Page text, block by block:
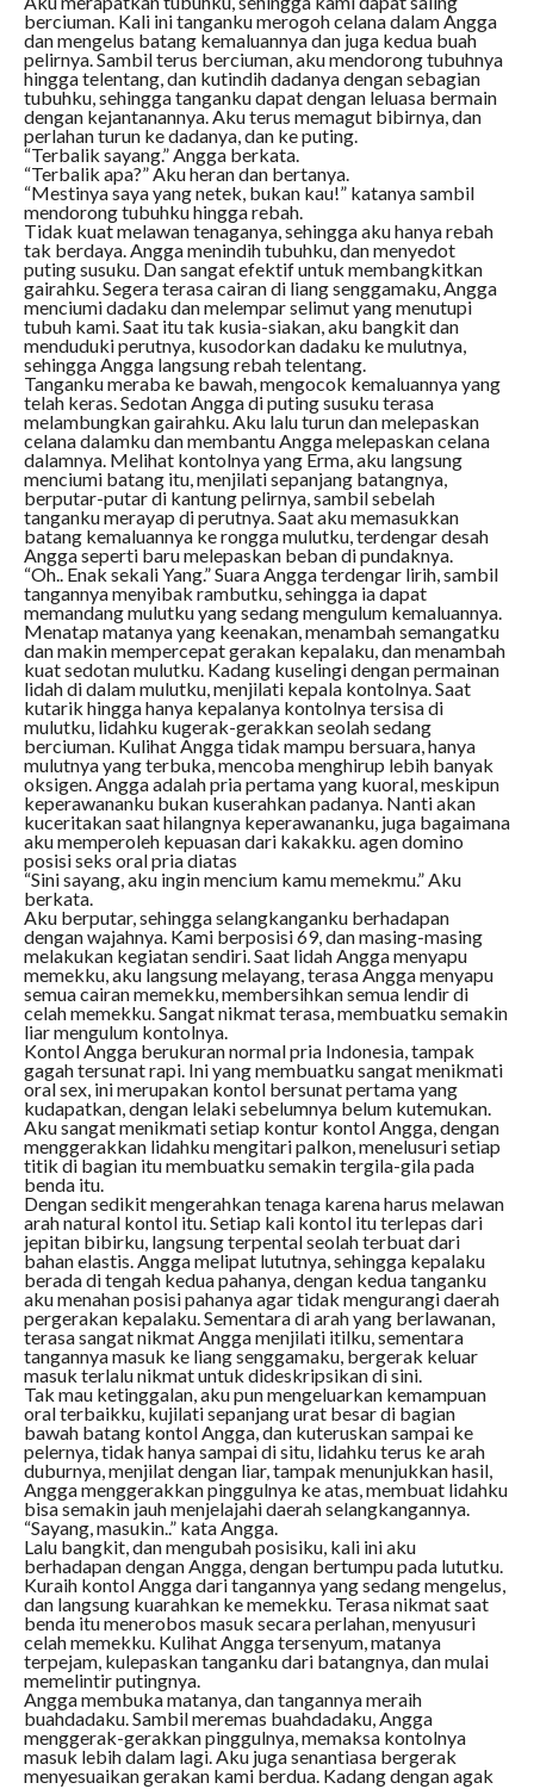
berciuman. Kali ini tanganku merogoh celana dalam Angga
dan mengelus batang kemaluannya dan juga kedua buah
pelirnya. Sambil terus berciuman, aku mendorong tubuhnya
hingga telentang, dan kutindih dadanya dengan sebagian
tubuhku, sehingga tanganku dapat dengan leluasa bermain
dengan kejantanannya. Aku terus memagut bibirnya, dan
perlahan turun ke dadanya, dan ke puting.
“Terbalik sayang.” Angga berkata.
“Terbalik apa?” Aku heran dan bertanya.
“Mestinya saya yang netek, bukan kau!” katanya sambil
mendorong tubuhku hingga rebah.
Tidak kuat melawan tenaganya, sehingga aku hanya rebah
tak berdaya. Angga menindih tubuhku, dan menyedot
puting susuku. Dan sangat efektif untuk membangkitkan
gairahku. Segera terasa cairan di liang senggamaku, Angga
menciumi dadaku dan melempar selimut yang menutupi
tubuh kami. Saat itu tak kusia-siakan, aku bangkit dan
menduduki perutnya, kusodorkan dadaku ke mulutnya,
sehingga Angga langsung rebah telentang.
Tanganku meraba ke bawah, mengocok kemaluannya yang
telah keras. Sedotan Angga di puting susuku terasa
melambungkan gairahku. Aku lalu turun dan melepaskan
celana dalamku dan membantu Angga melepaskan celana
dalamnya. Melihat kontolnya yang Erma, aku langsung
menciumi batang itu, menjilati sepanjang batangnya,
berputar-putar di kantung pelirnya, sambil sebelah
tanganku merayap di perutnya. Saat aku memasukkan
batang kemaluannya ke rongga mulutku, terdengar desah
Angga seperti baru melepaskan beban di pundaknya.
“Oh.. Enak sekali Yang.” Suara Angga terdengar lirih, sambil
tangannya menyibak rambutku, sehingga ia dapat
memandang mulutku yang sedang mengulum kemaluannya.
Menatap matanya yang keenakan, menambah semangatku
dan makin mempercepat gerakan kepalaku, dan menambah
kuat sedotan mulutku. Kadang kuselingi dengan permainan
lidah di dalam mulutku, menjilati kepala kontolnya. Saat
kutarik hingga hanya kepalanya kontolnya tersisa di
mulutku, lidahku kugerak-gerakkan seolah sedang
berciuman. Kulihat Angga tidak mampu bersuara, hanya
mulutnya yang terbuka, mencoba menghirup lebih banyak
oksigen. Angga adalah pria pertama yang kuoral, meskipun
keperawananku bukan kuserahkan padanya. Nanti akan
kuceritakan saat hilangnya keperawananku, juga bagaimana
aku memperoleh kepuasan dari kakakku. agen domino
posisi seks oral pria diatas
“Sini sayang, aku ingin mencium kamu memekmu.” Aku
berkata.
Aku berputar, sehingga selangkanganku berhadapan
dengan wajahnya. Kami berposisi 69, dan masing-masing
melakukan kegiatan sendiri. Saat lidah Angga menyapu
memekku, aku langsung melayang, terasa Angga menyapu
semua cairan memekku, membersihkan semua lendir di
celah memekku. Sangat nikmat terasa, membuatku semakin
liar mengulum kontolnya.
Kontol Angga berukuran normal pria Indonesia, tampak
gagah tersunat rapi. Ini yang membuatku sangat menikmati
oral sex, ini merupakan kontol bersunat pertama yang
kudapatkan, dengan lelaki sebelumnya belum kutemukan.
Aku sangat menikmati setiap kontur kontol Angga, dengan
menggerakkan lidahku mengitari palkon, menelusuri setiap
titik di bagian itu membuatku semakin tergila-gila pada
benda itu.
Dengan sedikit mengerahkan tenaga karena harus melawan
arah natural kontol itu. Setiap kali kontol itu terlepas dari
jepitan bibirku, langsung terpental seolah terbuat dari
bahan elastis. Angga melipat lututnya, sehingga kepalaku
berada di tengah kedua pahanya, dengan kedua tanganku
aku menahan posisi pahanya agar tidak mengurangi daerah
pergerakan kepalaku. Sementara di arah yang berlawanan,
terasa sangat nikmat Angga menjilati itilku, sementara
tangannya masuk ke liang senggamaku, bergerak keluar
masuk terlalu nikmat untuk dideskripsikan di sini.
Tak mau ketinggalan, aku pun mengeluarkan kemampuan
oral terbaikku, kujilati sepanjang urat besar di bagian
bawah batang kontol Angga, dan kuteruskan sampai ke
pelernya, tidak hanya sampai di situ, lidahku terus ke arah
duburnya, menjilat dengan liar, tampak menunjukkan hasil,
Angga menggerakkan pinggulnya ke atas, membuat lidahku
bisa semakin jauh menjelajahi daerah selangkangannya.
“Sayang, masukin..” kata Angga.
Lalu bangkit, dan mengubah posisiku, kali ini aku
berhadapan dengan Angga, dengan bertumpu pada lututku.
Kuraih kontol Angga dari tangannya yang sedang mengelus,
dan langsung kuarahkan ke memekku. Terasa nikmat saat
benda itu menerobos masuk secara perlahan, menyusuri
celah memekku. Kulihat Angga tersenyum, matanya
terpejam, kulepaskan tanganku dari batangnya, dan mulai
memelintir putingnya.
Angga membuka matanya, dan tangannya meraih
buahdadaku. Sambil meremas buahdadaku, Angga
menggerak-gerakkan pinggulnya, memaksa kontolnya
masuk lebih dalam lagi. Aku juga senantiasa bergerak
menyesuaikan gerakan kami berdua. Kadang dengan agak